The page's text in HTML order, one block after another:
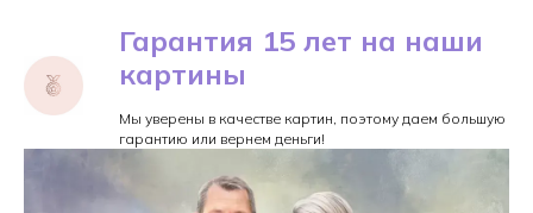
Гарантия 15 лет на наши
картины
Мы уверены в качестве картин, поэтому даем большую
гарантию или вернем деньги!